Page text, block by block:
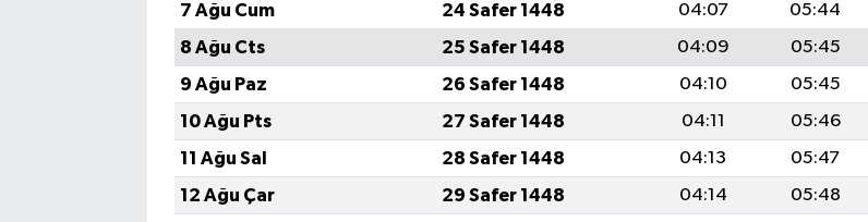
7 Ağu Cum
24 Safer 1448 04:07 05:44
8 Ağu Cts
25 Safer 1448 04:09 05:45
9 Ağu Paz
26 Safer 1448 04:10 05:45
10 Ağu Pts
27 Safer 1448 04:11 05:46
11 Ağu Sal
28 Safer 1448 04:13 05:47
12 Ağu Çar
29 Safer 1448 04:14 05:48